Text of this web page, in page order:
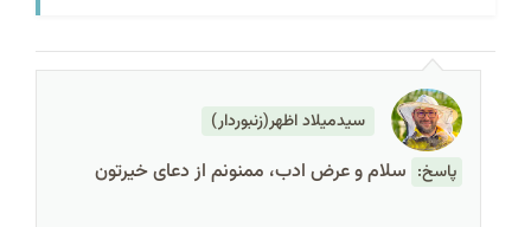
سیدمیلاد اظهر(زنبوردار)
پاسخ: سلام و عرض ادب، ممنونم از دعای خیرتون